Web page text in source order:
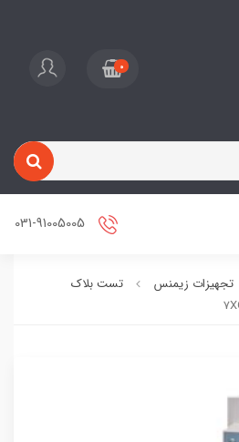
0
تجهیزات زیمنس
تست بلاک